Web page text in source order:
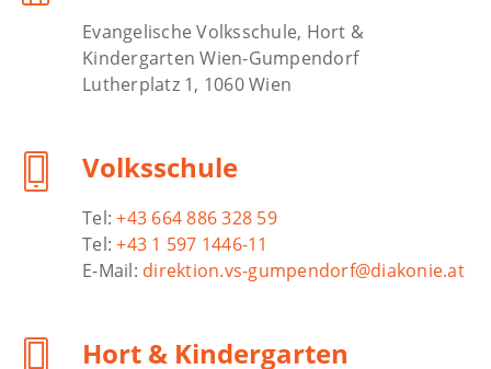
Evangelische Volksschule, Hort &
Kindergarten Wien-Gumpendorf
Lutherplatz 1, 1060 Wien
Volksschule
Tel:+43 664 886 328 59
Tel:+43 1 597 1446-11
E-Mail: direktion.vs-gumpendorf@diakonie.at
Hort & Kindergarten